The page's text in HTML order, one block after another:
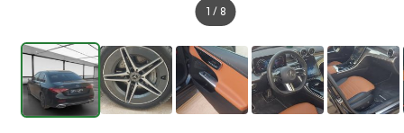
1 / 8